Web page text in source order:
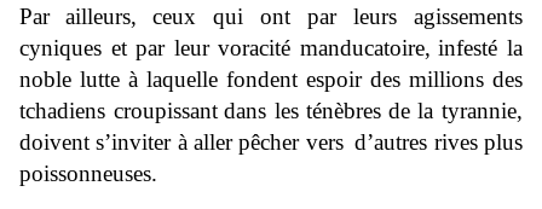
Par ailleurs, ceux qui ont par leurs agissements
cyniques et par leur voracité manducatoire, infesté la
noble lutte à laquelle fondent espoir des millions des
tchadiens croupissant dans les ténèbres de la tyrannie,
doivent s’inviter à aller pêcher vers d’autres rives plus
poissonneuses.